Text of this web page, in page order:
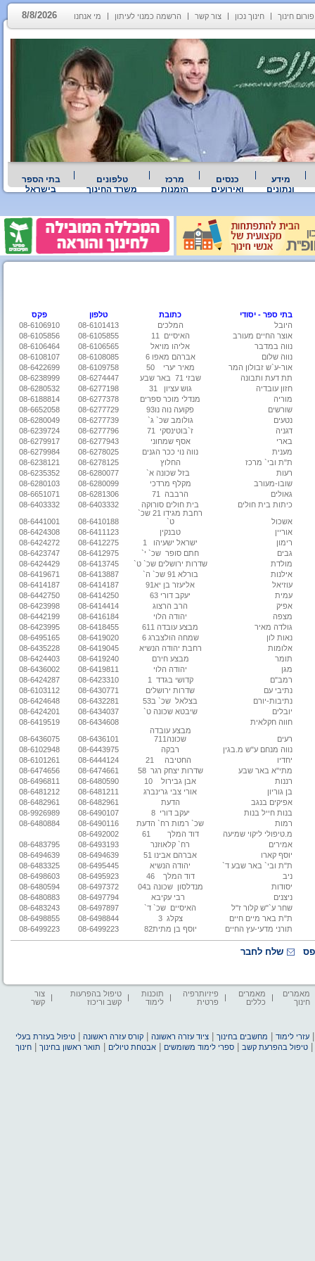
פורום חינוך חינוך נכון צור קשר הרשמה כמנוי לעיתון מי אנחנו 8/8/2026
מידע
ונתונים
כנסים
ואירועים
מרכז
הזמנות
טלפונים
משרד החינוך
בתי הספר
בישראל
בתי ספר - יסודי כתובת טלפון
פקס
היובל
המלכים 08-6101413
08-6106910
אוצר החיים מעורב
האיסיים 11
08-6105855
08-6105856
נווה במדבר
אליהו מויאל 08-6106565
08-6106464
נווה שלום
אברהם מאפו 6 08-6108085
08-6108107
אור-ע`ש זבולון המר
מאיר יערי 50
08-6109758
08-6422699
תת דעת ותבונה
שבזי 71 באר שבע 08-6274447
08-6238999
חזון עובדיה
גוש עציון 31
08-6277198
08-6280532
מוריה
מנדלי מוכר ספרים 08-6277378
08-6188814
שורשים
פקועה נוה נו93 08-6277729
08-6652058
נטעים
גולומב שכ` ג` 08-6277739
08-6280049
דגניה
ז`בוטינסקי 71
08-6277796
08-6239724
בארי
אסף שמחוני 08-6277943
08-6279917
מענית
נווה נוי ככר הגנים 08-6278025
08-6279984
ת"ת ובי` מרכז
החלוץ 08-6278125
08-6238121
רעות
בזל שכונה א` 08-6280077
08-6235352
שובו-מעורב
מקלף מרדכי 08-6280099
08-6280103
גאולים
הרבבה 71
08-6281306
08-6651071
כיתות בית חולים
בית חולים סורוקה 08-6403332
08-6403332
אשכול
רחבת מגידו 21 שכ`
ט`
08-6410188
08-6441001
אוריין
טבנקין 08-6411123
08-6424308
רימון
ישראל ישעיהו 1
08-6412275
08-6424272
גבים
חתם סופר שכ` י` 08-6412975
08-6423747
מולדת
שדרות ירושלים שכ` ט` 08-6413745
08-6424429
אילנות
בורלא 91 שכ` ה` 08-6413887
08-6419671
עוזיאל
אליעזר בן יא91 08-6414187
08-6414187
עמית
יעקב דורי 63 08-6414250
08-6442750
אפיק
הרב הרצוג 08-6414414
08-6423998
מצפה
יהודה הלוי 08-6416184
08-6442199
גולדה מאיר
מבצע עובדה 611 08-6418455
08-6423995
נאות לון
שמחה הולצברג 6 08-6419020
08-6495165
אלומות
רחבת יהודה הנשיא 08-6419045
08-6435228
תומר
מבצע חירם 08-6419240
08-6424403
מגן
יהודה הלוי 08-6419811
08-6436002
רמב"ם
קדושי בגדד 1
08-6423310
08-6424287
נתיבי עם
שדרות ירושלים 08-6430771
08-6103112
נתיבות-יורם
בצלאל שכ` ב53 08-6432281
08-6424648
יובלים
שיבטא שכונה ט` 08-6434037
08-6424201
חווה חקלאית
08-6434608
08-6419519
רעים
מבצע עובדה
שכונה711
08-6436101
08-6436075
נווה מנחם ע"ש מ.בגין
רבקה 08-6443975
08-6102948
יחדיו
החטיבה 21
08-6444124
08-6101261
מתי"א באר שבע
שדרות יצחק רגר 58
08-6474661
08-6474656
רננות
אבן גבירול 10
08-6480590
08-6496811
בן גוריון
אורי צבי גרינברג 08-6481211
08-6481212
אפיקים בנגב
הדעת 08-6482961
08-6482961
בנות חייל בנות
יעקב דורי 8
08-6490107
08-9926989
רמות
שכ` רמות רח` הדעת 08-6490116
08-6480884
מ.טיפולי ליקוי שמיעה
דוד המלך 61
08-6492002
אמירים
רח` קלאוזנר 08-6493193
08-6483795
יוסף קארו
אברהם אבינו 51 08-6494639
08-6494639
ת"ת ובי` באר שבע ד`
יהודה הנשיא 08-6495445
08-6483325
ניב
דוד המלך 46
08-6495923
08-6498603
יסודות
מנדלסון שכונה ב04 08-6497372
08-6480594
ניצנים
רבי עקיבא 08-6497794
08-6480883
שחר ע`"ש קלור ז"ל
האיסיים שכ` ד` 08-6497897
08-6483243
ת"ת באר מיים חיים
צקלג 3
08-6498844
08-6498855
תורני מדעי-עץ החיים
יוסף בן מתית82 08-6499223
08-6499223
שלח לחבר
מאמרים
חינוך
מאמרים
כללים
פיזיותרפיה
פרטית
תוכנות
לימוד
טיפול בהפרעות
קשב וריכוז
צור
קשר
עזרי לימוד מחשבים בחינוך |ציוד עזרה ראשונה |קורס עזרה ראשונה |טיפול בעזרת בעלי
|טיפול בהפרעת קשב |ספרי לימוד משומשים |אבטחת טיולים תואר ראשון בחינוך |חינוך